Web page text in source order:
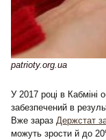
patrioty.org.ua
У 2017 році в Кабміні
забезпечений в
Вже зараз Держстат
можуть зрости й до